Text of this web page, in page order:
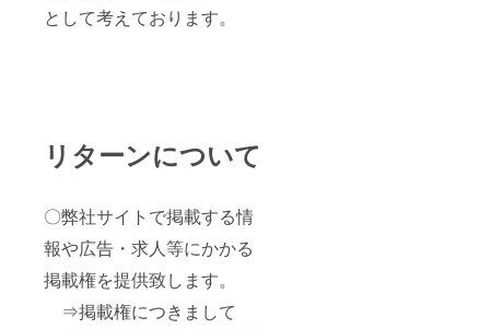
として考えております。
リターンについて
〇弊社サイトで掲載する情
報や広告・求人等にかかる
掲載権を提供致します。
⇒掲載権につきまして